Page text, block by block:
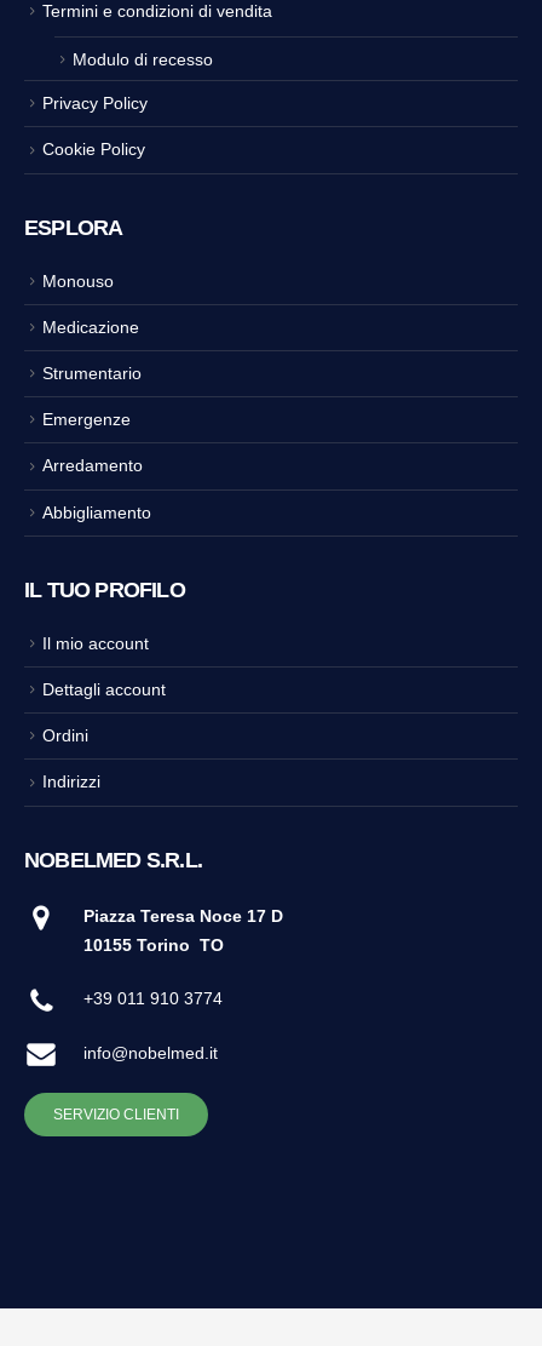
Termini e condizioni di vendita
Modulo di recesso
Privacy Policy
Cookie Policy
ESPLORA
Monouso
Medicazione
Strumentario
Emergenze
Arredamento
Abbigliamento
IL TUO PROFILO
Il mio account
Dettagli account
Ordini
Indirizzi
NOBELMED S.R.L.
Piazza Teresa Noce 17 D
10155 Torino TO
+39 011 910 3774
info@nobelmed.it
SERVIZIO CLIENTI